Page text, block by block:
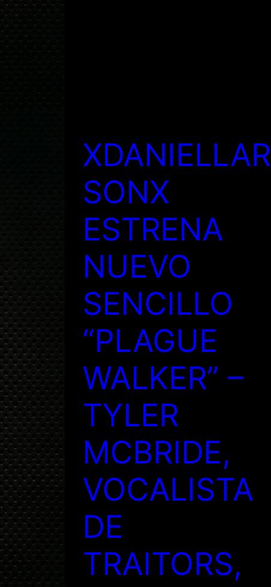
XDANIELLAR
SONX
ESTRENA
NUEVO
SENCILLO
“PLAGUE
WALKER” –
TYLER
MCBRIDE,
VOCALISTA
DE
TRAITORS,